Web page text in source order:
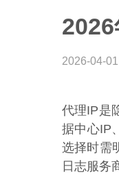
2026-04-01
代理IP是
据中心IP
选择时需
日志服务